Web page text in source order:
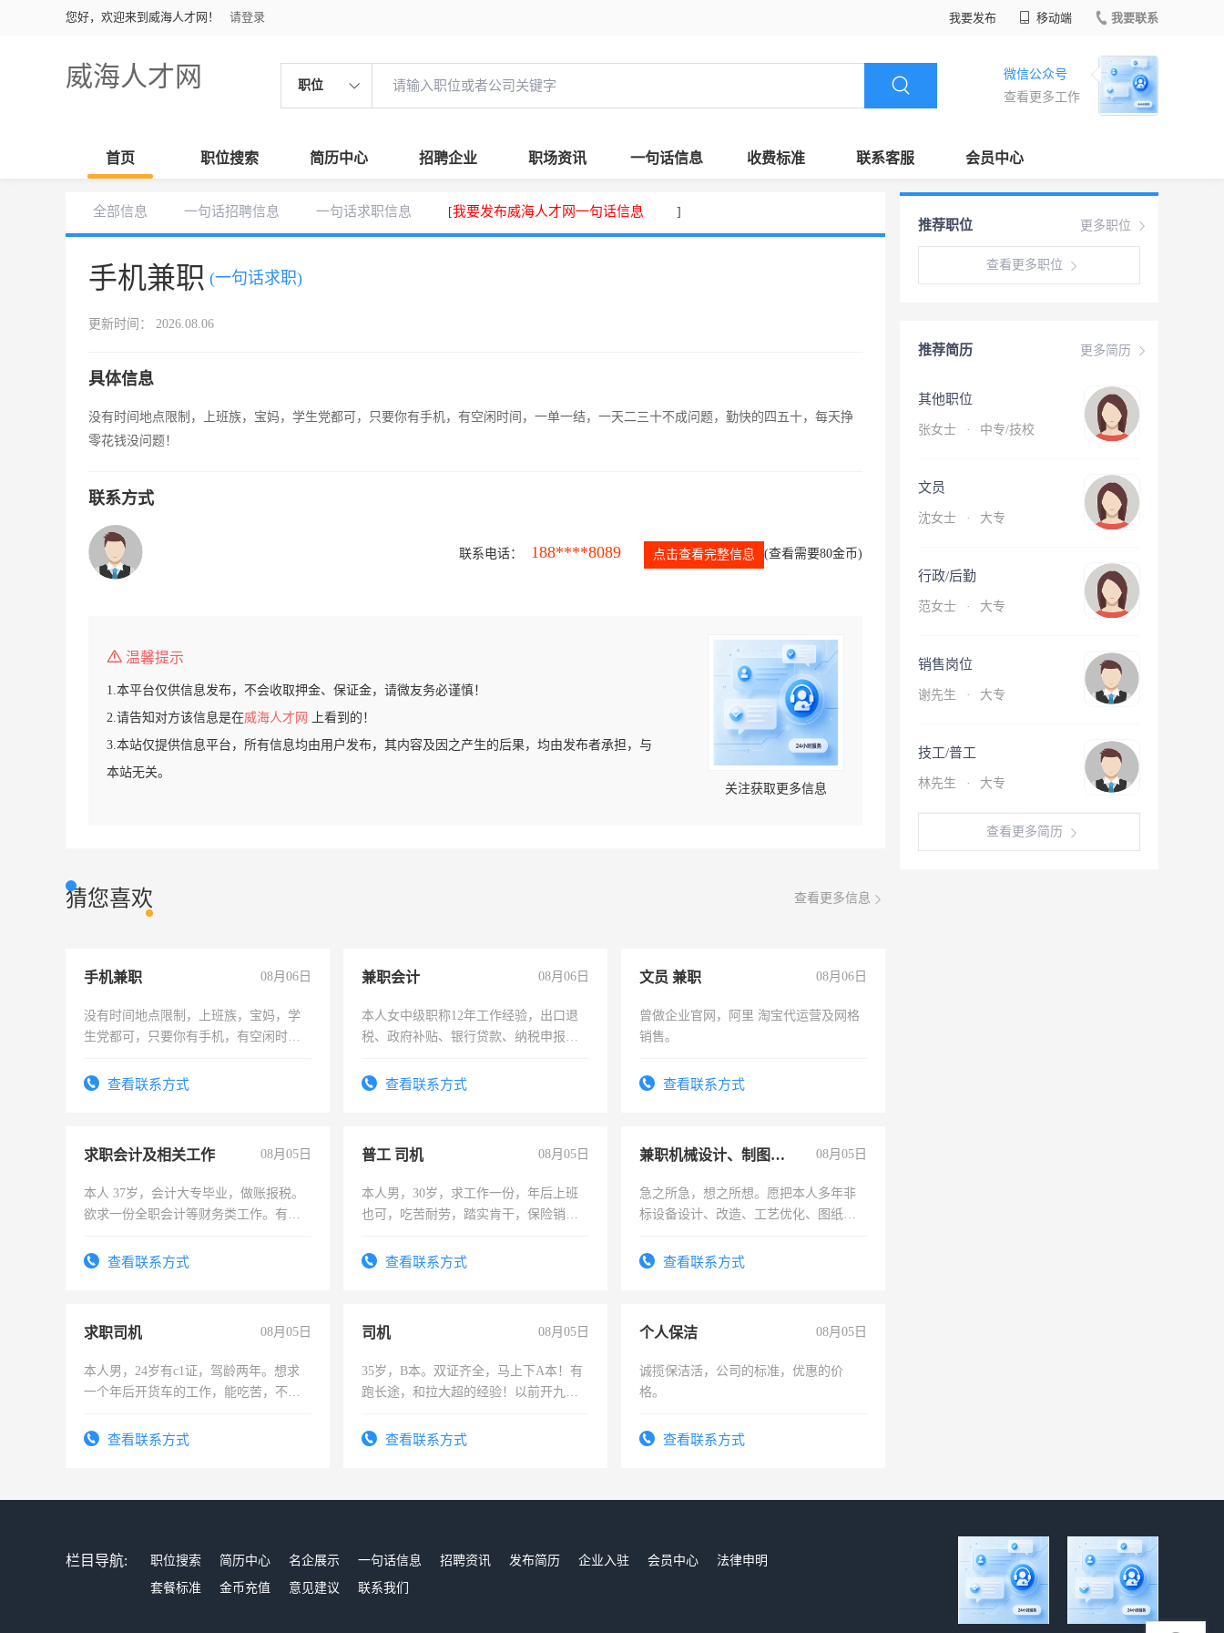
您好，欢迎来到威海人才网！ 请登录 我要发布 移动端 我要联系
威海人才网 职位
微信公众号
查看更多工作
首页 职位搜索 简历中心 招聘企业 职场资讯 一句话信息 收费标准 联系客服 会员中心
全部信息 一句话招聘信息 一句话求职信息 [我要发布威海人才网一句话信息 ]
手机兼职 (一句话求职)
更新时间： 2026.08.06
具体信息
没有时间地点限制，上班族，宝妈，学生党都可，只要你有手机，有空闲时间，一单一结，一天二三十不成问题，勤快的四五十，每天挣
零花钱没问题！
联系方式
联系电话： 188****8089 点击查看完整信息 (查看需要80金币)
温馨提示
1.本平台仅供信息发布，不会收取押金、保证金，请微友务必谨慎！
2.请告知对方该信息是在威海人才网
上看到的！
3.本站仅提供信息平台，所有信息均由用户发布，其内容及因之产生的后果，均由发布者承担，与
本站无关。
关注获取更多信息
猜您喜欢 查看更多信息
手机兼职 08月06日
没有时间地点限制，上班族，宝妈，学
生党都可，只要你有手机，有空闲时
勤快的四五十，每天挣零花钱没问题！
查看联系方式
兼职会计 08月06日
本人女中级职称12年工作经验，出口退
税、政府补贴、银行贷款、纳税申报、
务，财务咨询等业务。欲求兼职会计工
查看联系方式
文员 兼职 08月06日
曾做企业官网，阿里 淘宝代运营及网格
销售。
查看联系方式
求职会计及相关工作 08月05日
本人 37岁，会计大专毕业，做账报税。
欲求一份全职会计等财务类工作。有会
查看联系方式
普工 司机 08月05日
本人男，30岁，求工作一份，年后上班
也可，吃苦耐劳，踏实肯干，保险销售
查看联系方式
兼职机械设计、制图、设备改造 08月05日
急之所急，想之所想。愿把本人多年非
标设备设计、改造、工艺优化、图纸制
结识有识之士，共享未来。
查看联系方式
求职司机 08月05日
本人男，24岁有c1证，驾龄两年。想求
一个年后开货车的工作，能吃苦，不怕
查看联系方式
司机 08月05日
35岁，B本。双证齐全，马上下A本！有
跑长途，和拉大超的经验！以前开九米
查看联系方式
个人保洁 08月05日
诚揽保洁活，公司的标准，优惠的价
格。
查看联系方式
更多职位
推荐职位
查看更多职位
更多简历
推荐简历
其他职位
张女士 · 中专/技校
文员
沈女士 · 大专
行政/后勤
范女士 · 大专
销售岗位
谢先生 · 大专
技工/普工
林先生 · 大专
查看更多简历
栏目导航: 职位搜索 简历中心 名企展示 一句话信息 招聘资讯 发布简历 企业入驻 会员中心
法律申明
套餐标准
金币充值 意见建议 联系我们